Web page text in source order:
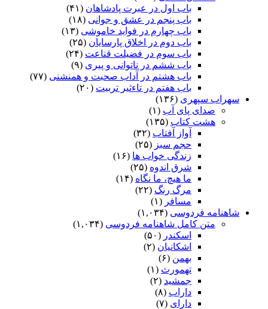
باب اول در عبرت پادشاهان (۴۱)
باب پنجم در عشق و جوانى (۱۸)
باب چهارم در فواید خاموشى (۱۳)
باب دوم در اخلاق پارسایان (۲۵)
باب سوم در فضیلت قناعت (۲۴)
باب ششم در ناتوانى و پیرى (۹)
باب هشتم در آداب صحبت و همنشنى (۷۷)
باب هفتم در تاءثیر تربیت (۲۰)
سهراب سپهری (۱۳۶)
صدای پای آب (۱)
هشت کتاب (۱۳۵)
آواز آفتاب (۳۲)
حجم سبز (۲۵)
زندگی خواب ها (۱۶)
شرق اندوه (۲۵)
ما هیچ، ما نگاه (۱۴)
مرگ رنگ (۲۲)
مسافر (۱)
شاهنامه فردوسی (۱,۰۳۴)
متن کامل شاهنامه فردوسی (۱,۰۳۴)
اسکندر (۵۰)
اشکانیان (۲)
بهمن (۶)
تهمورث (۱)
جمشید (۲)
داراب (۸)
دارای (۷)